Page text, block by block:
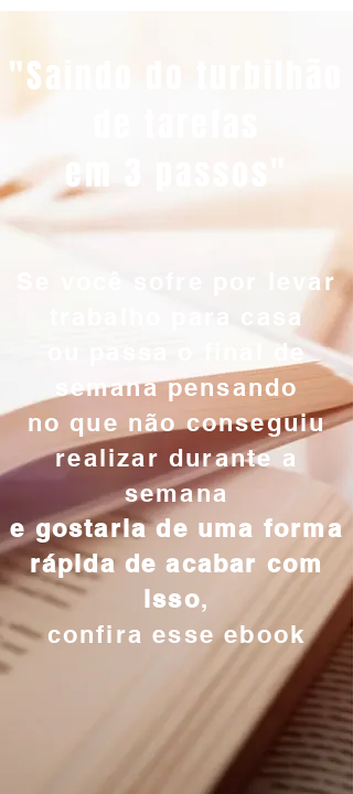
Se você sofre por levar
trabalho para casa
ou passa o final de
semana pensando
no que não conseguiu
realizar durante a
semana
e gostaria de uma forma
rápida de acabar com
isso,
confira esse ebook
"Saindo do turbilhão
em 3 passos"